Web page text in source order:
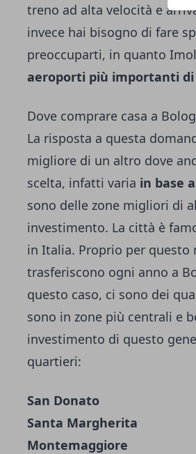
treno ad alta velocità e
invece hai bisogno di fare
preoccuparti, in quanto
aeroporti più importanti
Dove comprare casa a
La risposta a questa
migliore di un altro dove
scelta, infatti varia in base
sono delle zone migliori di
investimento. La città è
in Italia. Proprio per
trasferiscono ogni anno a
questo caso, ci sono dei
sono in zone più centrali e
investimento di questo
quartieri:
San Donato
Santa Margherita
Montemaggiore